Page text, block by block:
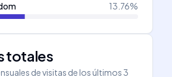
13.76%
totales
de visitas de los últimos 3